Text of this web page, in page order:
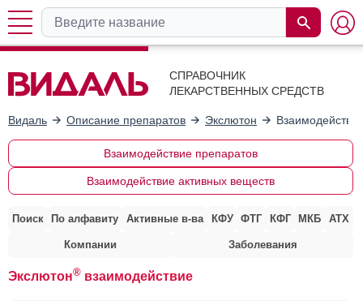
СПРАВОЧНИК
ЛЕКАРСТВЕННЫХ СРЕДСТВ
Видаль Описание препаратов Экслютон
Взаимодействие препаратов
Взаимодействие активных веществ
Поиск По алфавиту Активные в-ва КФУ ФТГ КФГ МКБ АТХ
Компании Заболевания
Экслютон® взаимодействие